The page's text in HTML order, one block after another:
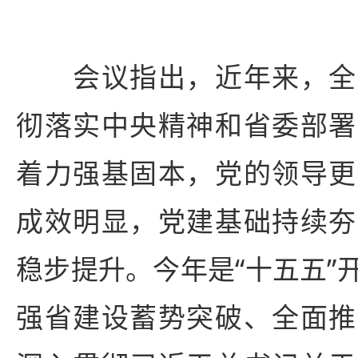
会议指出，近年来，全
彻落实中央精神和省委部
着力强基固本，党的领导
成效明显，党建基础持续
稳步提升。今年是“十五五”
强省建设蓄势突破、全面